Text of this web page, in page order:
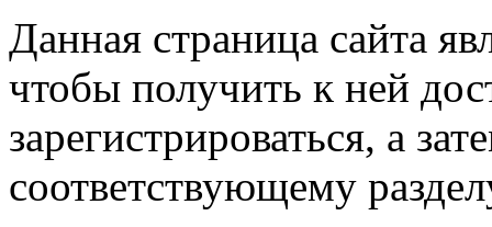
Данная страница сайта
чтобы получить к ней
зарегистрироваться, а
соответствующему